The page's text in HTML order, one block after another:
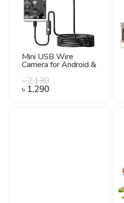
Mini USB Wire
Camera for Android &
Endoscope Camera.
৳2,130
৳ 1,290